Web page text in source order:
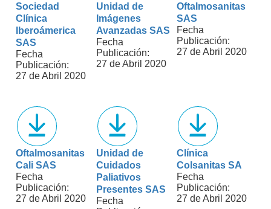
Sociedad
Clínica
Iberoámerica
SAS
Fecha
Publicación:
27 de Abril 2020
Unidad de
Imágenes
Avanzadas SAS
Fecha
Publicación:
27 de Abril 2020
Oftalmosanitas
SAS
Fecha
Publicación:
27 de Abril 2020
Oftalmosanitas
Cali SAS
Fecha
Publicación:
27 de Abril 2020
Unidad de
Cuidados
Paliativos
Presentes SAS
Fecha
Clínica
Colsanitas SA
Fecha
Publicación:
27 de Abril 2020